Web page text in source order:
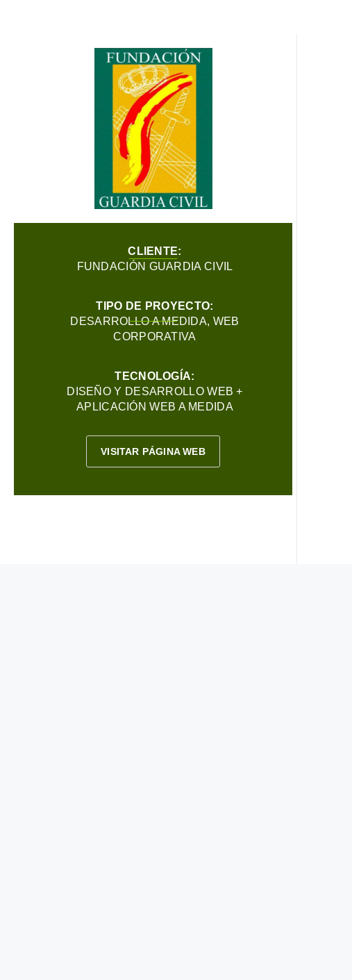
CLIENTE:
FUNDACIÓN GUARDIA CIVIL
TIPO DE PROYECTO:
DESARROLLO A MEDIDA, WEB
CORPORATIVA
TECNOLOGÍA:
DISEÑO Y DESARROLLO WEB +
APLICACIÓN WEB A MEDIDA
VISITAR PÁGINA WEB